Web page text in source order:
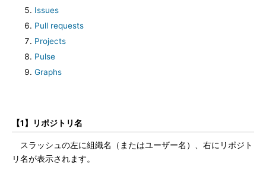
Issues
Pull requests
Projects
Pulse
Graphs
【1】リポジトリ名
スラッシュの左に組織名（またはユーザー名）、右にリポジト
リ名が表示されます。